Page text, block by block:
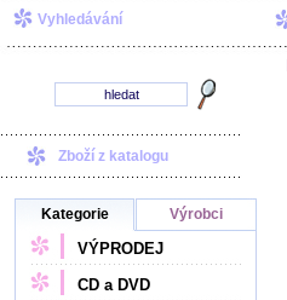
Vyhledávání
Zboží z katalogu
Kategorie Výrobci
VÝPRODEJ
CD a DVD